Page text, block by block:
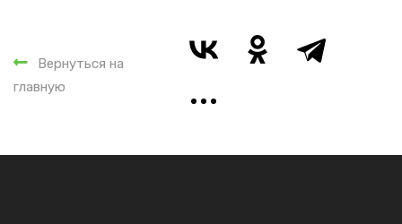
Вернуться на
главную